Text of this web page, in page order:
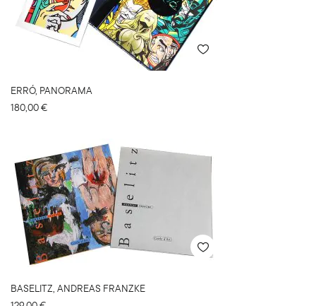
ERRÓ, PANORAMA
180,00€
BASELITZ, ANDREAS FRANZKE